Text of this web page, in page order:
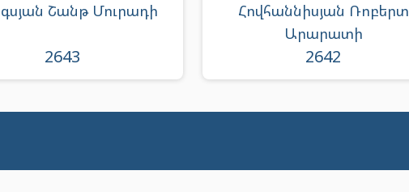
Շանթ Մուրադի
2643
Հովհաննիսյան Ռոբերտ
Արարատի
2642